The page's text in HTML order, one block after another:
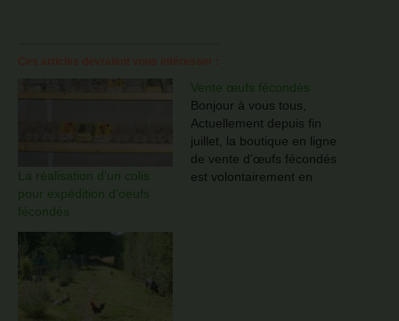
La réalisation d’un colis
pour expédition d’oeufs
fécondés
Vente œufs fécondés
Bonjour à vous tous,
Actuellement depuis fin
juillet, la boutique en ligne
de vente d’œufs fécondés
est volontairement en